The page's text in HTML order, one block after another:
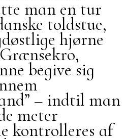
man en tur
toldstue,
hjørne
begive sig
– indtil man
meter
kontrolleres af